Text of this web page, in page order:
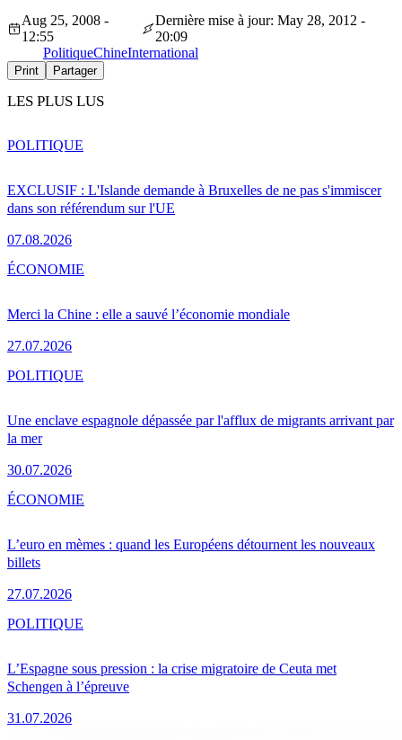
Aug 25, 2008 -
12:55
Dernière mise à jour: May 28, 2012 -
20:09
PolitiqueChineInternational
Print Partager
LES PLUS LUS
EXCLUSIF : L'Islande demande à Bruxelles de ne pas s'immiscer
dans son référendum sur l'UE
07.08.2026
POLITIQUE
Merci la Chine : elle a sauvé l’économie mondiale
27.07.2026
ÉCONOMIE
Une enclave espagnole dépassée par l'afflux de migrants arrivant par
la mer
30.07.2026
POLITIQUE
L’euro en mèmes : quand les Européens détournent les nouveaux
billets
27.07.2026
ÉCONOMIE
L’Espagne sous pression : la crise migratoire de Ceuta met
Schengen à l’épreuve
31.07.2026
POLITIQUE